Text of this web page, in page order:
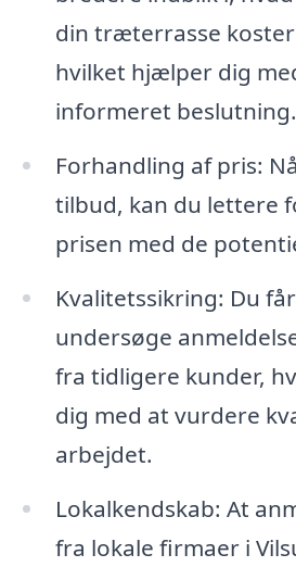
din træterrasse
hvilket hjælper dig
informeret beslutning.
Forhandling af pris:
tilbud, kan du lettere
prisen med de
Kvalitetssikring: Du
undersøge
fra tidligere kunder,
dig med at vurdere
arbejdet.
Lokalkendskab: At
fra lokale firmaer i